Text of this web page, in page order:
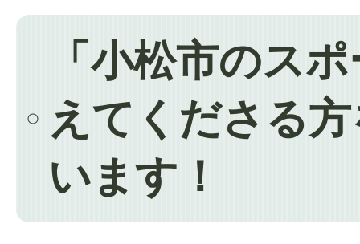
「小松市のス
えてくださる
います！